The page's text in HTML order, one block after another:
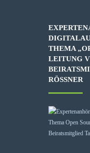
THEMA
LEITUNG
RÖSSNER